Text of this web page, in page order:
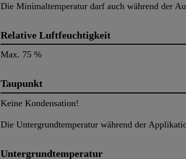
Die Minimaltemperatur darf auch während der
Relative Luftfeuchtigkeit
Max. 75 %
Taupunkt
Keine Kondensation!
Die Untergrundtemperatur während der
Untergrundtemperatur